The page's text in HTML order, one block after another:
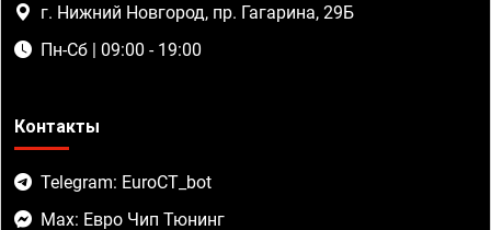
г. Нижний Новгород, пр. Гагарина, 29Б
Пн-Сб | 09:00 - 19:00
Контакты
Telegram: EuroCT_bot
Max: Евро Чип Тюнинг